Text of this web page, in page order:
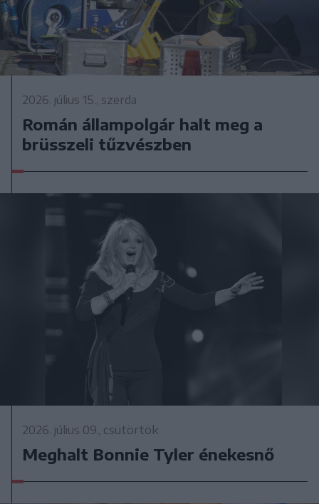
2026. július 15., szerda
Román állampolgár halt meg a
brüsszeli tűzvészben
2026. július 09., csütörtök
Meghalt Bonnie Tyler énekesnő